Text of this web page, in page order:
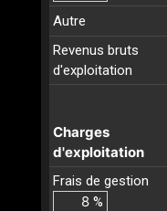
Autre
Revenus bruts
d'exploitation
Charges
d'exploitation
Frais de gestion
%